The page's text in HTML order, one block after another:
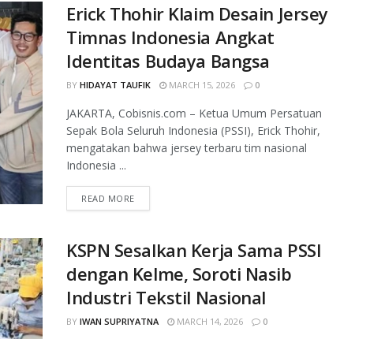
Erick Thohir Klaim Desain Jersey
Timnas Indonesia Angkat
Identitas Budaya Bangsa
BY HIDAYAT TAUFIK MARCH 15, 2026 0
JAKARTA, Cobisnis.com – Ketua Umum Persatuan
Sepak Bola Seluruh Indonesia (PSSI), Erick Thohir,
mengatakan bahwa jersey terbaru tim nasional
Indonesia ...
READ MORE
KSPN Sesalkan Kerja Sama PSSI
dengan Kelme, Soroti Nasib
Industri Tekstil Nasional
BY IWAN SUPRIYATNA MARCH 14, 2026 0